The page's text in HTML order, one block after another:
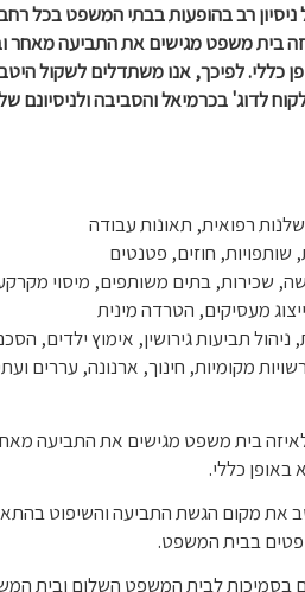
רב בהופעות בבתי המשפט בכל
בית משפט מגישים את התביעה מאחר
כללי. לפיכך, אנו משתדלים לשקול
לדוג' בכרמיאל והסביבה
רפואית, תאונות עבודה
חוזים, פטנטים
שכירות, בתים משותפים, מיסוי
מעסיקים, הטרדה מינית
ניהול תביעות גירושין, אימוץ ילדים,
מקומיות, חינוך, ארנונה, עררים
לאיזה בית משפט מגישים את התביעה
כללי.
את מקום הגשת התביעה והשיפוט
בבית המשפט.
בסמיכות לבית המשפט השלום ובית